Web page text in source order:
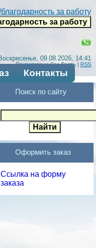
за работу
09.08.2026, 14:41
Приветствую Вас Гость | RSS
Контакты
Поиск по сайту
Оформить заказ
Ссылка на форму
заказа